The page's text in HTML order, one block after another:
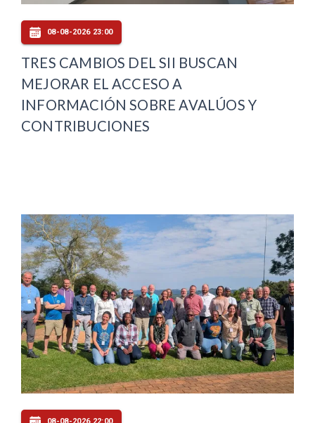
08-08-2026 23:00
TRES CAMBIOS DEL SII BUSCAN
MEJORAR EL ACCESO A
INFORMACIÓN SOBRE AVALÚOS Y
CONTRIBUCIONES